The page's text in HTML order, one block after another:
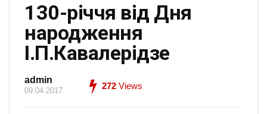
130-річчя від Дня
народження
І.П.Кавалерідзе
admin
09.04.2017 272 Views